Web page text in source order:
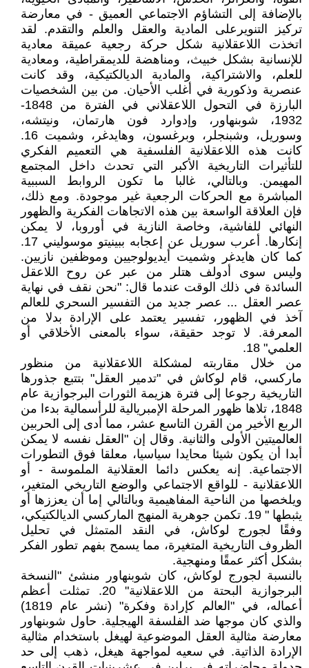
بالإضافة إلى التشاؤم الاجتماعي العميق - في معارضة
تركيز التنويرعلى المادية والعقل والعلم والتقدم. لقد
اتخذت اللاعقلانية شكل حركة رجعية عميقة معادية
للإنسانية بشكل خبيث، ومناهضة للديمقراطية، ومعادية
للعلم، والاشتراكية، والمادية الديالكتيكية، وقد كانت
عنصرية وذكورية في أغلب الأحيان. من بين الشخصيات
البارزة في التحول اللاعقلاني في الفترة من 1848-
1932، شوبنهاور، وإدوارد فون هارتمان، ونيتشه،
وسوريل، وشبنجلر، وبرغسون، وهايدغر، وشميت 16.
كانت هذه اللاعقلانية الفلسفية هي التعميم الفكري
للتأثيرات التاريخية الأكبر التي تحدث داخل المجتمع
المهيمن. وبالتالي، غالبا ما تكون الروابط السببية
المباشرة مع الحركات الرجعية غير موجودة. ومع ذلك،
فإن العلاقة الواسعة بين هذه الاتجاهات الفكرية والظهور
النهائي للفاشية، وخاصة النازية في أوروبا، لا يمكن
إنكارها. أعرب سوريل عن إعجابه ببينيتو موسوليني 17.
كما كان هايدغر وشميت أيديولوجيين وموظفين نازيين.
وليس سوى أدولف هتلر من عبر عن روح اللاعقل
السائدة في ذلك الوقت عندما قال: "نحن نقف في نهاية
عصر العقل ... عصر جديد من التفسير السحري للعالم
آخذ في الظهور، تفسير يعتمد على الإرادة بدلا من
المعرفة. لا توجد حقيقة، سواء بالمعنى الأخلاقي أو
العلمي" 18.
من خلال مقاربته لمشكلة اللاعقلانية من منظور
ماركسي، قام لوكاش في "تدمير العقل" بتتبع جذورها
التاريخية رجوعا إلى فترة هزيمة الثورات البرجوازية عام
1848، تلاها ظهور المرحلة الإمبريالية للرأسمالية بدءا من
الربع الأخير من القرن التاسع عشر، مما أدى إلى الحربين
العالميتين الأولى والثانية. وقال إن "العقل نفسه لا يمكن
أبدا أن يكون شيئا محايدا سياسيا، معلقا فوق التطورات
الاجتماعية. إنه يعكس دائما العقلانية الملموسة - أو
اللاعقلانية - للواقع الاجتماعي والوضع التاريخي المتغير،
ويلخصها من الناحية المفاهيمية وبالتالي إما أن يعززها أو
يثبطها " 19. تكمن جوهرية المنهج الماركسي الديالكتيكي،
وفقًا لجورج لوكاش، في النقد المتمثل في تحليل
الظروف التاريخية المتغيرة، مما يسمح بفهم تطور الفكر
بشكل أكثر عمقًا ومنهجية.
بالنسبة لجورج لوكاش، كان شوبنهاور منشئ "النسخة
البرجوازية البحتة من اللاعقلانية" 20. تمثلت أعظم
أعماله، في "العالم كإرادة وفكرة" (نشر عام 1819)
والذي كان موجها ضد الفلسفة الهيجلية. حاول شوبنهاور
معارضة مثالية العقل الموضوعية لهيغل باستخدام مثالية
الإرادة الذاتية. في سعيه لمواجهة هيغل، ذهب إلى حد